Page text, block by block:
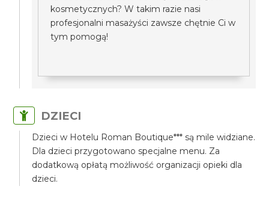
kosmetycznych? W takim razie nasi
profesjonalni masażyści zawsze chętnie Ci w
tym pomogą!
DZIECI
Dzieci w Hotelu Roman Boutique*** są mile widziane.
Dla dzieci przygotowano specjalne menu. Za
dodatkową opłatą możliwość organizacji opieki dla
dzieci.